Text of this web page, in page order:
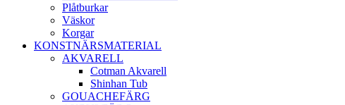
Plåtburkar
Väskor
Korgar
KONSTNÄRSMATERIAL
AKVARELL
Cotman Akvarell
Shinhan Tub
GOUACHEFÄRG